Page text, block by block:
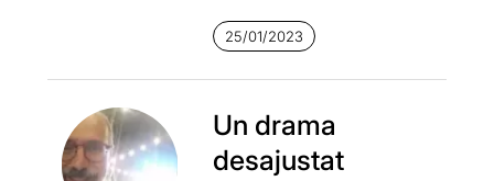
homosexual y corruptor de
menores. En lo alto del
escenario, una jaula actúa
personajes. Es precisamente
esta una obra donde operan
los juegos de espejos a
25/01/2023
Un drama
desajustat